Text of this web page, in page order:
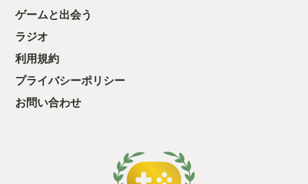
ゲームと出会う
ラジオ
利用規約
プライバシーポリシー
お問い合わせ